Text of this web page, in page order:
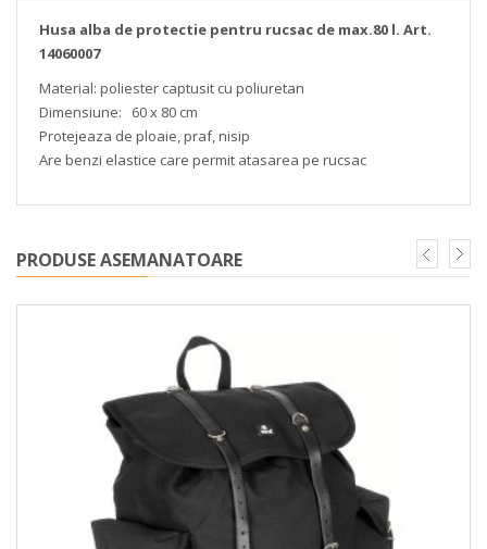
Husa alba de protectie pentru rucsac de max.80 l. Art.
14060007
Material: poliester captusit cu poliuretan
Dimensiune: 60 x 80 cm
Protejeaza de ploaie, praf, nisip
Are benzi elastice care permit atasarea pe rucsac
PRODUSE ASEMANATOARE